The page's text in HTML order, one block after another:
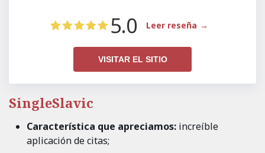
5.0 Leer reseña
VISITAR EL SITIO
SingleSlavic
Característica que apreciamos: increíble
aplicación de citas;